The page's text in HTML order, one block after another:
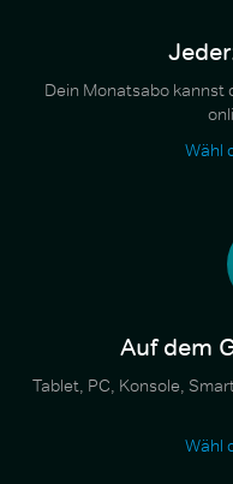
Dein Monatsabo kannst
Wähl
Auf dem
Tablet, PC, Konsole,
Wähl